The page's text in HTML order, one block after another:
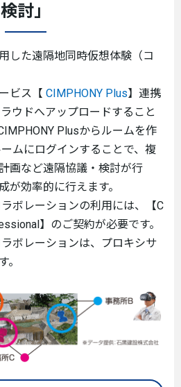
検討」
した遠隔地同時仮想体験（コ
ビス【 CIMPHONY Plus】連携
ウドへアップロードすること
Plusからルームを作
ムにログインすることで、複
画など遠隔協議・検討が行
が効率的に行えます。
ボレーションの利用には、【C
】のご契約が必要です。
ボレーションは、プロキシサ
。